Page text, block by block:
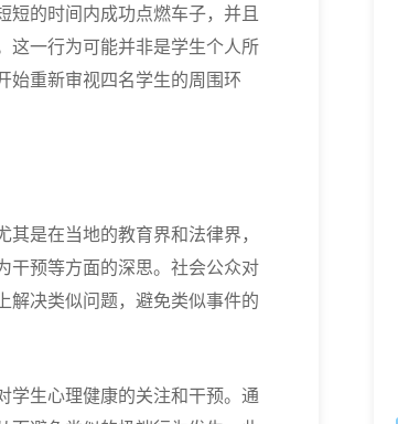
短的时间内成功点燃车子，并且
这一行为可能并非是学生个人所
始重新审视四名学生的周围环
是在当地的教育界和法律界，
干预等方面的深思。社会公众对
解决类似问题，避免类似事件的
学生心理健康的关注和干预。通